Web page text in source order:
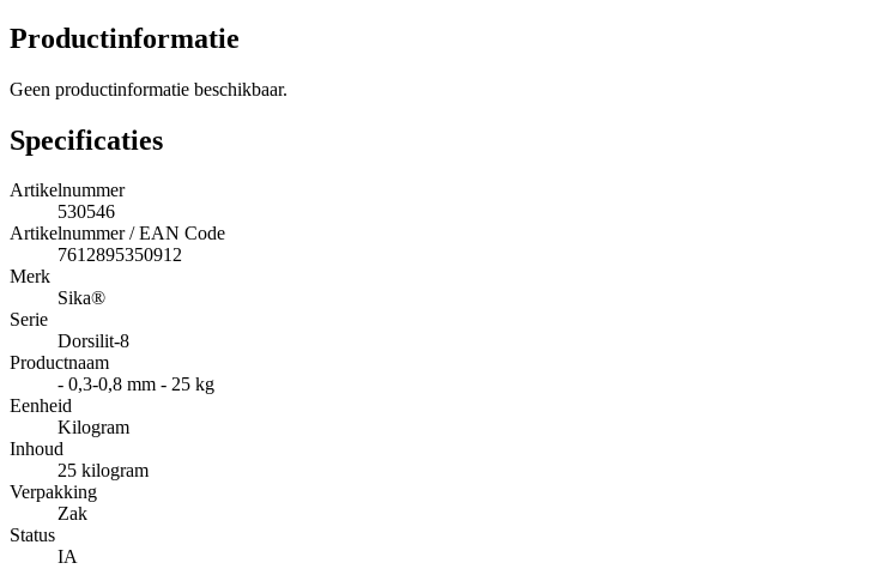
Productinformatie
Geen productinformatie beschikbaar.
Specificaties
Artikelnummer
530546
Artikelnummer / EAN Code
7612895350912
Merk
Sika®
Serie
Dorsilit-8
Productnaam
- 0,3-0,8 mm - 25 kg
Eenheid
Kilogram
Inhoud
25 kilogram
Verpakking
Zak
Status
IA